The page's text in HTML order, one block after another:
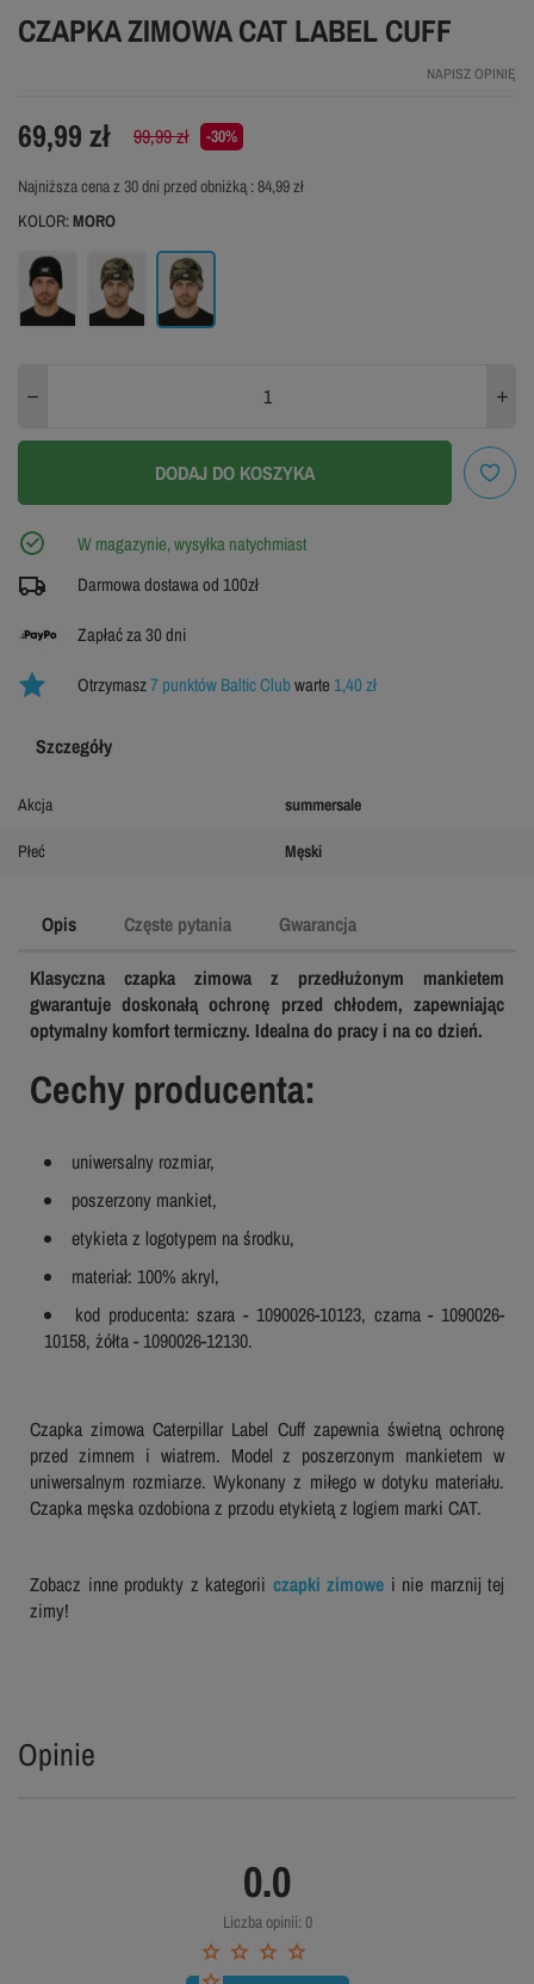
CZAPKA ZIMOWA CAT LABEL CUFF
NAPISZ OPINIĘ
99,99 zł -30%
69,99 zł
Najniższa cena z 30 dni przed obniżką :84,99 zł
KOLOR:MORO
Czarny Żółty Moro
DODAJ DO KOSZYKA
W magazynie, wysyłka natychmiast
Darmowa dostawa od 100zł
Zapłać za 30 dni
Otrzymasz7 punktów Baltic Clubwarte1,40 zł
Opis Częste pytania Gwarancja
Klasyczna czapka zimowa z przedłużonym mankietem
gwarantuje doskonałą ochronę przed chłodem, zapewniając
optymalny komfort termiczny. Idealna do pracy i na co dzień.
Cechy producenta:
uniwersalny rozmiar,
poszerzony mankiet,
etykieta z logotypem na środku,
materiał: 100% akryl,
kod producenta: szara - 1090026-10123, czarna - 1090026-
10158, żółta - 1090026-12130.
Czapka zimowa Caterpillar Label Cuff zapewnia świetną ochronę
przed zimnem i wiatrem. Model z poszerzonym mankietem w
uniwersalnym rozmiarze. Wykonany z miłego w dotyku materiału.
Czapka męska ozdobiona z przodu etykietą z logiem marki CAT.
Zobacz inne produkty z kategorii czapki zimowe i nie marznij tej
zimy!
Szczegóły
Akcja summersale
Płeć Męski
Opinie
0.0
Liczba opinii: 0